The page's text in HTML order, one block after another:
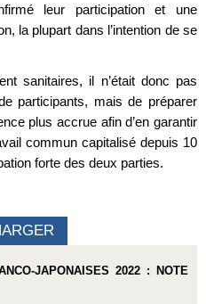
leur participation et une
la plupart dans l’intention de se
sanitaires, il n’était donc pas
participants, mais de préparer
plus accrue afin d’en garantir
commun capitalisé depuis 10
forte des deux parties.
JAPONAISES 2022 : NOTE